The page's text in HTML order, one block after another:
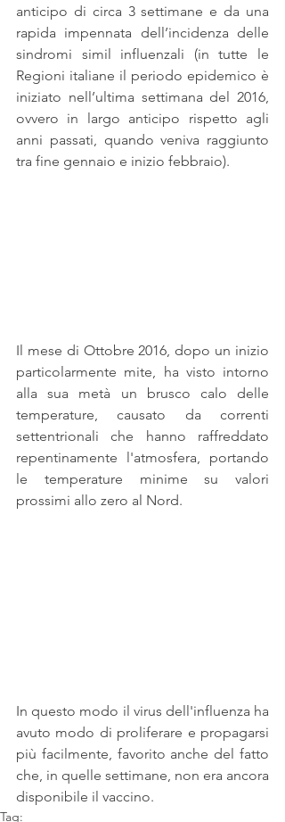
anticipo di circa 3 settimane e da una
rapida impennata dell’incidenza delle
sindromi simil influenzali (in tutte le
Regioni italiane il periodo epidemico è
iniziato nell’ultima settimana del 2016,
ovvero in largo anticipo rispetto agli
anni passati, quando veniva raggiunto
tra fine gennaio e inizio febbraio).
Il mese di Ottobre 2016, dopo un inizio
particolarmente mite, ha visto intorno
alla sua metà un brusco calo delle
temperature, causato da correnti
settentrionali che hanno raffreddato
repentinamente l'atmosfera, portando
le temperature minime su valori
prossimi allo zero al Nord.
In questo modo il virus dell'influenza ha
avuto modo di proliferare e propagarsi
più facilmente, favorito anche del fatto
che, in quelle settimane, non era ancora
disponibile il vaccino.
Tag: